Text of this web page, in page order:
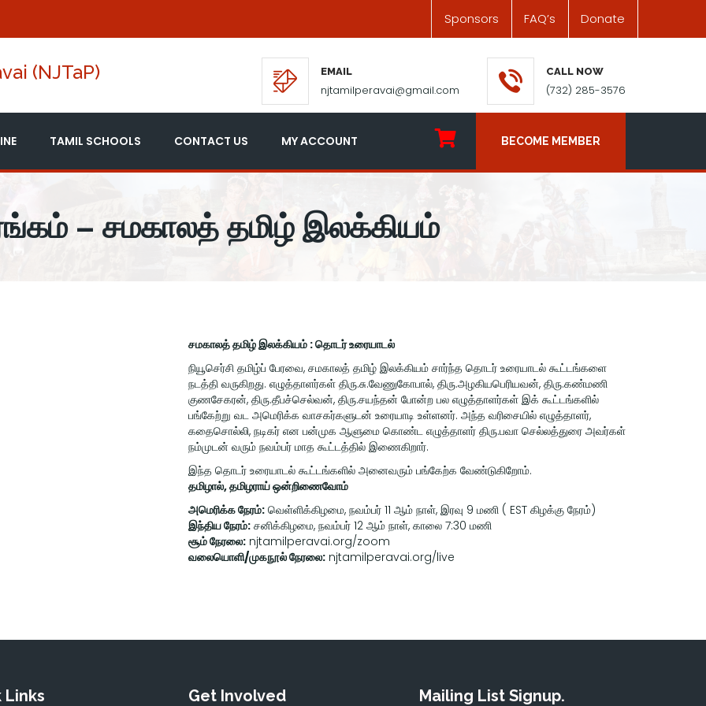
Sponsors FAQ’s Donate
(NJTaP) EMAIL
njtamilperavai@gmail.com
CALL NOW
(732) 285-3576
TAMIL SCHOOLS CONTACT US MY ACCOUNT BECOME MEMBER
– சமகாலத் தமிழ் இலக்கியம்
சமகாலத் தமிழ் இலக்கியம் : தொடர் உரையாடல்
நியூசெர்சி தமிழ்ப் பேரவை, சமகாலத் தமிழ் இலக்கியம் சார்ந்த தொடர் உரையாடல் கூட்டங்களை
நடத்தி வருகிறது. எழுத்தாளர்கள் திரு.சு.வேணுகோபால், திரு.அழகியபெரியவன், திரு.கண்மணி
குணசேகரன், திரு.தீபச்செல்வன், திரு.சயந்தன் போன்ற பல எழுத்தாளர்கள் இக் கூட்டங்களில்
பங்கேற்று வட அமெரிக்க வாசகர்களுடன் உரையாடி உள்ளனர். அந்த வரிசையில் எழுத்தாளர்,
கதைசொல்லி, நடிகர் என பன்முக ஆளுமை கொண்ட எழுத்தாளர் திரு.பவா செல்லத்துரை அவர்கள்
நம்முடன் வரும் நவம்பர் மாத கூட்டத்தில் இணைகிறார்.
இந்த தொடர் உரையாடல் கூட்டங்களில் அனைவரும் பங்கேற்க வேண்டுகிறோம்.
தமிழால், தமிழராய் ஒன்றிணைவோம்
அமெரிக்க நேரம்: வெள்ளிக்கிழமை, நவம்பர் 11 ஆம் நாள், இரவு 9 மணி ( EST கிழக்கு நேரம்)
இந்திய நேரம்: சனிக்கிழமை, நவம்பர் 12 ஆம் நாள், காலை 7:30 மணி
சூம் நேரலை: njtamilperavai.org/zoom
வலையொளி/முகநூல் நேரலை: njtamilperavai.org/live
Links Get Involved Mailing List Signup.